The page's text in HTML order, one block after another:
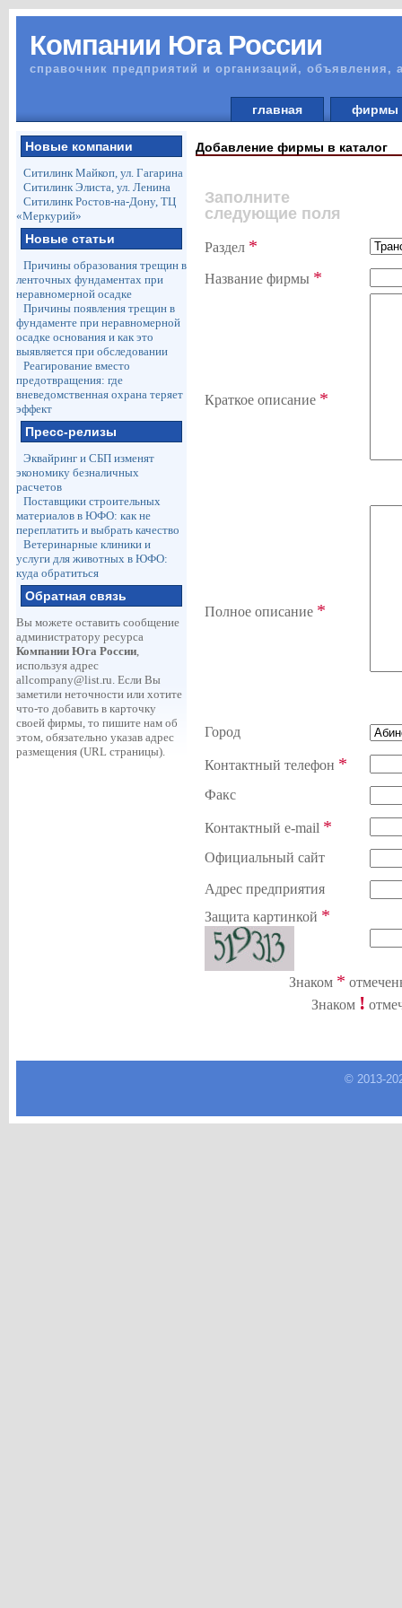
Компании Юга России
справочник предприятий и организаций, объявления,
главная
Новые компании
Ситилинк Майкоп, ул. Гагарина
Ситилинк Элиста, ул. Ленина
Ситилинк Ростов-на-Дону, ТЦ
«Меркурий»
Новые статьи
Причины образования трещин в
ленточных фундаментах при
неравномерной осадке
Причины появления трещин в
фундаменте при неравномерной
осадке основания и как это
выявляется при обследовании
Реагирование вместо
предотвращения: где
вневедомственная охрана теряет
эффект
Пресс-релизы
Эквайринг и СБП изменят
экономику безналичных
расчетов
Поставщики строительных
материалов в ЮФО: как не
переплатить и выбрать качество
Ветеринарные клиники и
услуги для животных в ЮФО:
куда обратиться
Обратная связь
Вы можете оставить сообщение
администратору ресурса
Компании Юга России,
используя адрес
allcompany@list.ru. Если Вы
заметили неточности или хотите
что-то добавить в карточку
своей фирмы, то пишите нам об
этом, обязательно указав адрес
размещения (URL страницы).
Добавление фирмы в каталог
Заполните
следующие поля
Раздел *
Название фирмы *
Краткое описание *
Полное описание *
Город
Контактный телефон *
Факс
Контактный e-mail *
Официальный сайт
Адрес предприятия
Защита картинкой *
Знаком *
Знаком !
© 2013-